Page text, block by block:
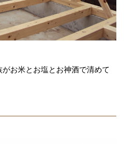
お米とお塩とお神酒で清めて